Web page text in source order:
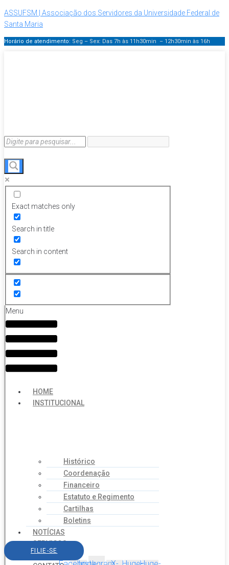
ASSUFSM | Associação dos Servidores da Universidade Federal de
Santa Maria
Horário de atendimento: Seg – Sex: Das 7h às 11h30min – 12h30min às 16h
Exact matches only
Search in title
Search in content
Menu
HOME
INSTITUCIONAL
Histórico
Coordenação
Financeiro
Estatuto e Regimento
Cartilhas
Boletins
NOTÍCIAS
SERVIÇOS
AGENDA
FILIE-SE